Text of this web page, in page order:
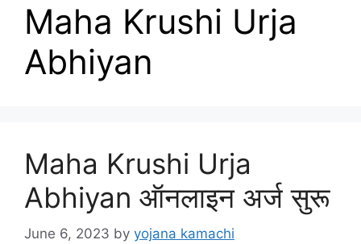
Maha Krushi Urja
Abhiyan
Maha Krushi Urja
Abhiyan ऑनलाइन अर्ज सुरू
June 6, 2023 by yojana kamachi